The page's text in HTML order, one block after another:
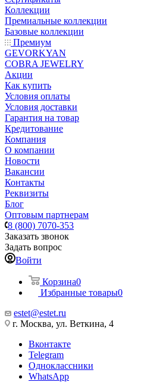
Коллекции
Премиальные коллекции
Базовые коллекции
Премиум
GEVORKYAN
COBRA JEWELRY
Акции
Как купить
Условия оплаты
Условия доставки
Гарантия на товар
Кредитование
Компания
О компании
Новости
Вакансии
Контакты
Реквизиты
Блог
Оптовым партнерам
8 (800) 7070-353
Заказать звонок
Задать вопрос
Войти
Корзина0
Избранные товары0
estet@estet.ru
г. Москва, ул. Веткина, 4
Вконтакте
Telegram
Одноклассники
WhatsApp